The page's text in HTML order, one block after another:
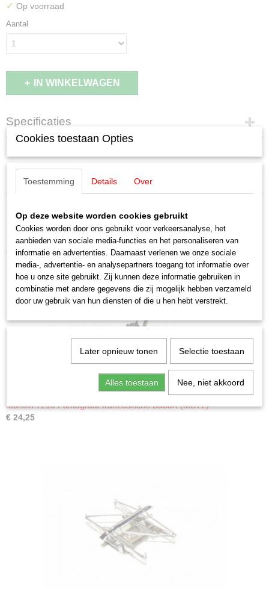
✓ Op voorraad
Aantal
IN WINKELWAGEN
Specificaties
Productcode leverancier
E643760
Schaal
H0 (1:87)
Märklin E643760 Pantograaf
Ook interessant
Märklin 7219 Pantograaf französische Bauart (MBT2)
€ 24,25
Cookies toestaan Opties
Toestemming Details Over
Op deze website worden cookies gebruikt
Cookies worden door ons gebruikt voor verkeersanalyse, het
aanbieden van sociale media-functies en het personaliseren van
informatie en advertenties. Daarnaast verlenen we onze sociale
media-, advertentie- en analysepartners toegang tot informatie over
hoe u onze site gebruikt. Zij kunnen deze informatie gebruiken in
combinatie met andere gegevens die zij mogelijk hebben verzameld
door uw gebruik van hun diensten of die u hen hebt verstrekt.
Later opnieuw tonen Selectie toestaan
Alles toestaan Nee, niet akkoord